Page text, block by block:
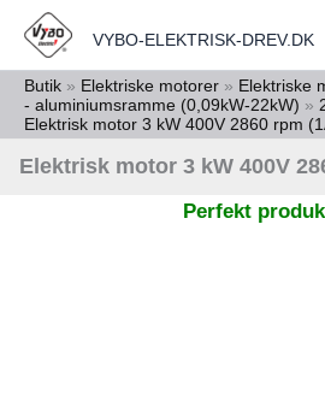
indholdet
VYBO-ELEKTRISK-DREV.DK
Butik » Elektriske motorer » Elektriske
- aluminiumsramme (0,09kW-22kW) »
Elektrisk motor 3 kW 400V 2860 rpm
Elektrisk motor 3 kW 400V
Perfekt